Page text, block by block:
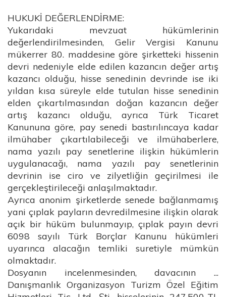
HUKUKİ DEĞERLENDİRME:
Yukarıdaki mevzuat hükümlerinin
değerlendirilmesinden, Gelir Vergisi Kanunu
mükerrer 80. maddesine göre şirketteki hissenin
devri nedeniyle elde edilen kazancın değer artış
kazancı olduğu, hisse senedinin devrinde ise iki
yıldan kısa süreyle elde tutulan hisse senedinin
elden çıkartılmasından doğan kazancın değer
artış kazancı olduğu, ayrıca Türk Ticaret
Kanununa göre, pay senedi bastırılıncaya kadar
ilmühaber çıkartılabileceği ve ilmühaberlere,
nama yazılı pay senetlerine ilişkin hükümlerin
uygulanacağı, nama yazılı pay senetlerinin
devrinin ise ciro ve zilyetliğin geçirilmesi ile
gerçekleştirileceği anlaşılmaktadır.
Ayrıca anonim şirketlerde senede bağlanmamış
yani çıplak payların devredilmesine ilişkin olarak
açık bir hüküm bulunmayıp, çıplak payın devri
6098 sayılı Türk Borçlar Kanunu hükümleri
uyarınca alacağın temliki suretiyle mümkün
olmaktadır.
Dosyanın incelenmesinden, davacının ...
Danışmanlık Organizasyon Turizm Özel Eğitim